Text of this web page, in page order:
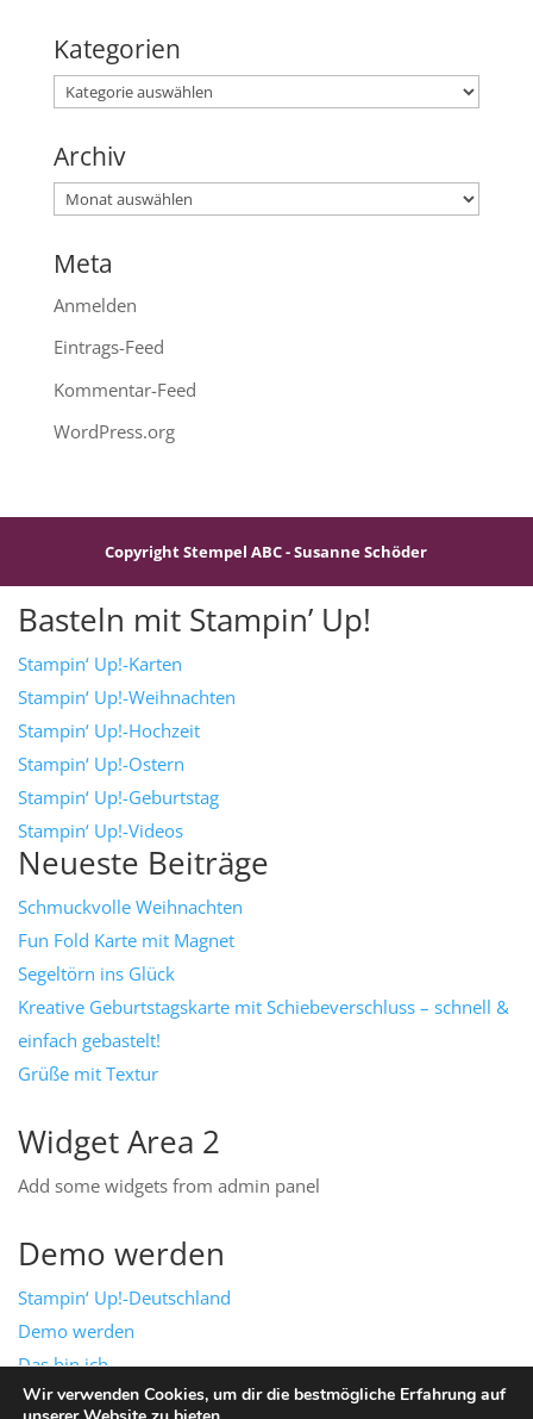
Kategorien
Kategorien
Archiv
Archiv
Meta
Anmelden
Eintrags-Feed
Kommentar-Feed
WordPress.org
Copyright Stempel ABC - Susanne Schöder
Wir verwenden Cookies, um dir die bestmögliche Erfahrung auf
Basteln mit Stampin’ Up!
Stampin‘ Up!-Karten
Stampin‘ Up!-Weihnachten
Stampin‘ Up!-Hochzeit
Stampin‘ Up!-Ostern
Stampin‘ Up!-Geburtstag
Stampin‘ Up!-Videos
Neueste Beiträge
Schmuckvolle Weihnachten
Fun Fold Karte mit Magnet
Segeltörn ins Glück
Kreative Geburtstagskarte mit Schiebeverschluss – schnell &
einfach gebastelt!
Grüße mit Textur
Widget Area 2
Add some widgets from admin panel
Demo werden
Stampin‘ Up!-Deutschland
Demo werden
Das bin ich
Mein Team